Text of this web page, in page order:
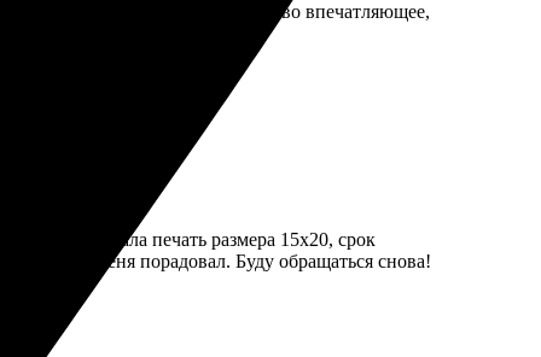
легко загрузила фото. Качество впечатляющее,
Заказала печать размера 15х20, срок
меня порадовал. Буду обращаться снова!